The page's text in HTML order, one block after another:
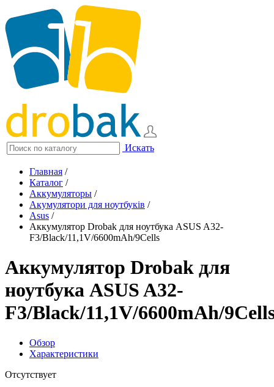
Искать
Главная /
Каталог /
Аккумуляторы /
Акумулятори для ноутбуків /
Asus /
Аккумулятор Drobak для ноутбука ASUS A32-
F3/Black/11,1V/6600mAh/9Cells
Аккумулятор Drobak для
ноутбука ASUS A32-
F3/Black/11,1V/6600mAh/
Обзор
Характеристики
Отсутствует